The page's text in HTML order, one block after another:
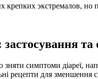
экстремалов, но
застосування
симптоми діареї,
рецепти для зменшення